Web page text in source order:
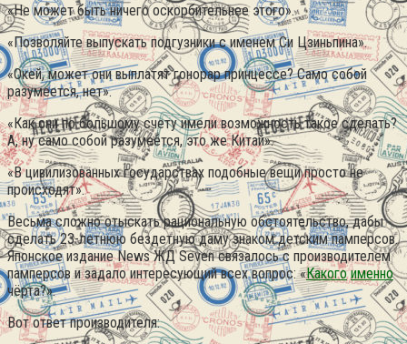
«Не может быть ничего оскорбительнее этого».
«Позволяйте выпускать подгузники с именем Си Цзиньпина».
«Окей, может они выплатят гонорар принцессе? Само собой
разумеется, нет».
«Как они по большому счету имели возможность такое сделать?
А, ну само собой разумеется, это же Китай».
«В цивилизованных государствах подобные вещи просто не
происходят».
Весьма сложно отыскать рациональную обстоятельство, дабы
сделать 23-летнюю бездетную даму знаком детским памперсов.
Японское издание News ЖД Seven связалось с производителем
памперсов и задало интересующий всех вопрос: «Какого именно
чёрта?».
Вот ответ производителя: